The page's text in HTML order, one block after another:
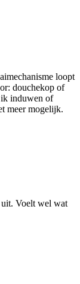
loopt
douchekop of
ik induwen of
meer mogelijk.
uit. Voelt wel wat